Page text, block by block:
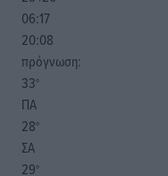
06:17
20:08
πρόγνωση:
33°
ΠΑ
28°
ΣΑ
29°